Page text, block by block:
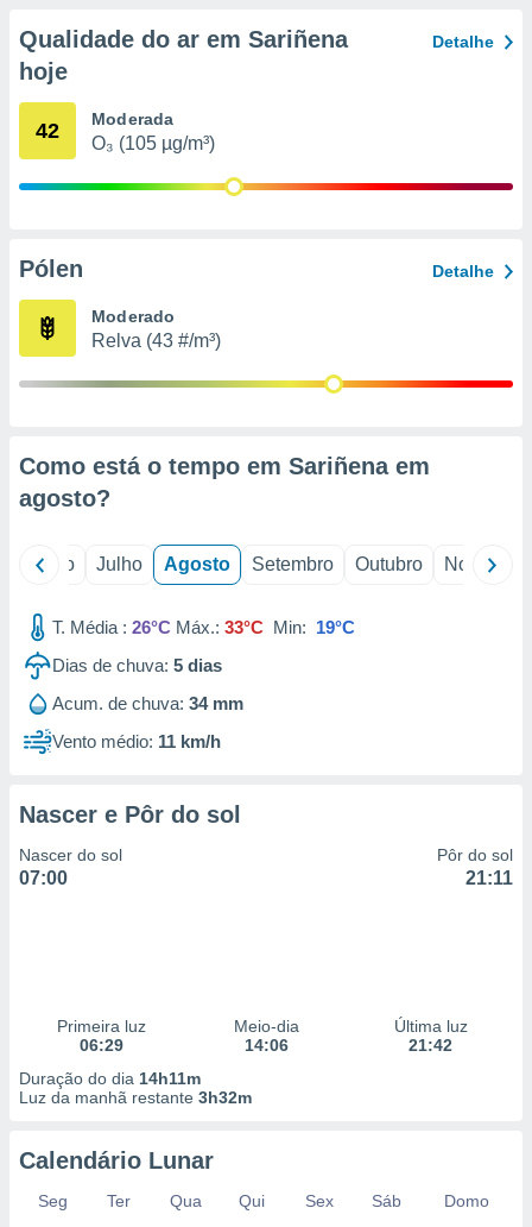
através
estudos
Qualidade do ar em Sariñena
hoje
Detalhe
42 Moderada
O₃ (105 µg/m³)
Pólen Detalhe
Moderado
Relva (43 #/m³)
Como está o tempo em Sariñena em
agosto?
Junho Julho Agosto Setembro Outubro Novembro
T. Média : 26°C Máx.: 33°C Min: 19°C
Dias de chuva: 5 dias
Acum. de chuva: 34 mm
Vento médio: 11 km/h
Nascer e Pôr do sol
Nascer do sol
07:00
Pôr do sol
21:11
Primeira luz
06:29
Meio-dia
14:06
Última luz
21:42
Duração do dia 14h11m
Luz da manhã restante 3h32m
Calendário Lunar
Seg Ter Qua Qui Sex Sáb
Domo